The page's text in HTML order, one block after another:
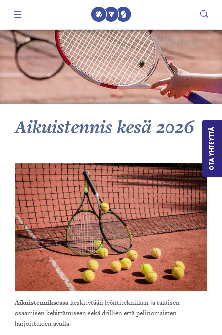
Aikuistennis kesä 2026
Aikuistenniksessäkeskitytään lyöntitekniikan ja taktisen
osaamisen kehittämiseen sekä drillien että pelinomaisten
harjoitteiden avulla.
OTA YHTEYTTÄ